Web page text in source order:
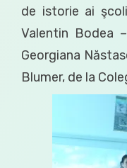
de istorie ai
Valentin Bodea
Georgiana
Blumer, de la